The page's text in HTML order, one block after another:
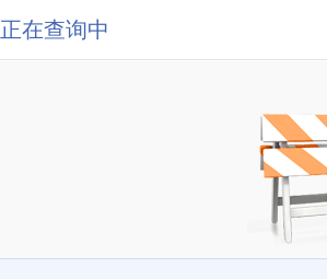
正在查询中